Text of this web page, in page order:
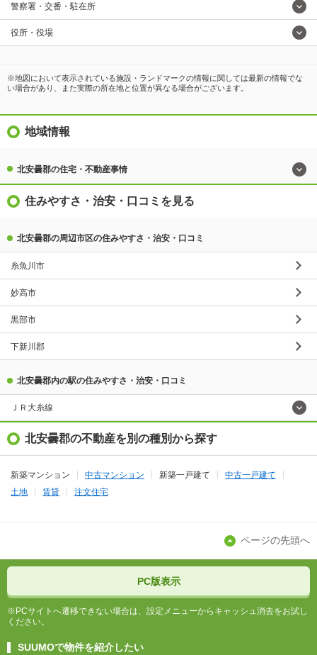
警察署・交番・駐在所
役所・役場
※地図において表示されている施設・ランドマークの情報に関しては最新の情報でな
い場合があり、また実際の所在地と位置が異なる場合がございます。
地域情報
北安曇郡の住宅・不動産事情
住みやすさ・治安・口コミを見る
北安曇郡の周辺市区の住みやすさ・治安・口コミ
糸魚川市
妙高市
黒部市
下新川郡
北安曇郡内の駅の住みやすさ・治安・口コミ
ＪＲ大糸線
北安曇郡の不動産を別の種別から探す
新築マンション 中古マンション 新築一戸建て
中古一戸建て
土地
賃貸 注文住宅
ページの先頭へ
PC版表示
※PCサイトへ遷移できない場合は、設定メニューからキャッシュ消去をお試し
ください。
SUUMOで物件を紹介したい